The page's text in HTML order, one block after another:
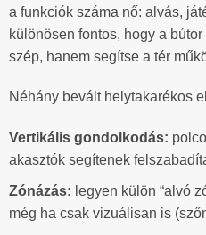
a funkciók száma nő: alvás,
különösen fontos, hogy a
szép, hanem segítse a tér
Néhány bevált helytakarékos
Vertikális gondolkodás:
akasztók segítenek
Zónázás: legyen külön “alvó
még ha csak vizuálisan is